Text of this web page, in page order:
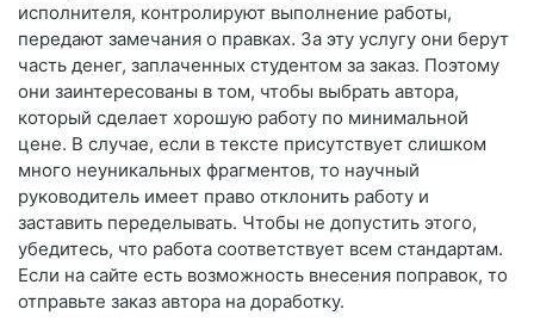
исполнителя, контролируют выполнение работы,
передают замечания о правках. За эту услугу они берут
часть денег, заплаченных студентом за заказ. Поэтому
они заинтересованы в том, чтобы выбрать автора,
который сделает хорошую работу по минимальной
цене. В случае, если в тексте присутствует слишком
много неуникальных фрагментов, то научный
руководитель имеет право отклонить работу и
заставить переделывать. Чтобы не допустить этого,
убедитесь, что работа соответствует всем стандартам.
Если на сайте есть возможность внесения поправок, то
отправьте заказ автора на доработку.